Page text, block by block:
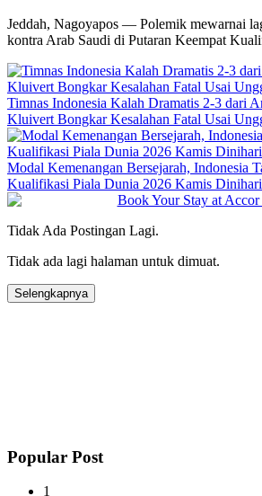
Jeddah, Nagoyapos — Polemik mewarnai
kontra Arab Saudi di Putaran Keempat
Timnas Indonesia Kalah Dramatis 2-3 dari
Kluivert Bongkar Kesalahan Fatal Usai
Modal Kemenangan Bersejarah, Indonesia
Kualifikasi Piala Dunia 2026 Kamis Dinihari
Tidak Ada Postingan Lagi.
Tidak ada lagi halaman untuk dimuat.
Selengkapnya
Popular Post
1